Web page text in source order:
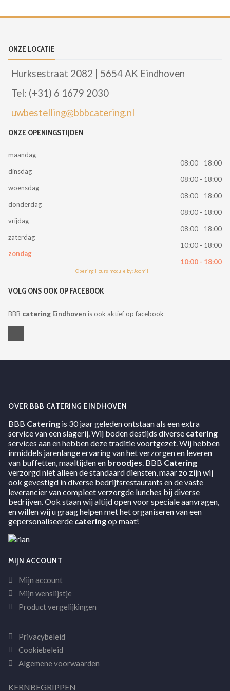
ONZE LOCATIE
Hurksestraat 2082 | 5654 AK Eindhoven
Tel: (+31) 6 1679 2030
uwbestelling@bbbcatering.nl
ONZE OPENINGSTIJDEN
maandag
08:00 - 18:00
dinsdag
08:00 - 18:00
woensdag
08:00 - 18:00
donderdag
08:00 - 18:00
vrijdag
08:00 - 18:00
zaterdag
10:00 - 18:00
zondag
10:00 - 18:00
Opening Hours module by: Joomill
VOLG ONS OOK OP FACEBOOK
BBB catering Eindhoven is ook aktief op facebook
OVER BBB CATERING EINDHOVEN
BBB Catering is 30 jaar geleden ontstaan als een extra
service van een slagerij. Wij boden destijds diverse catering
services aan en hebben deze traditie voortgezet. Wij hebben
inmiddels jarenlange ervaring van het verzorgen en leveren
van buffetten, maaltijden en broodjes. BBB Catering
verzorgd niet alleen de standaard diensten, maar zo zijn wij
ook gevestigd in diverse bedrijfsrestaurants en de vaste
leverancier van compleet verzorgde lunches bij diverse
bedrijven. Ook staan wij altijd open voor speciale aanvragen,
en willen wij u graag helpen met het organiseren van een
gepersonaliseerde cateringop maat!
MIJN ACCOUNT
Mijn account
Mijn wenslijstje
Product vergelijkingen
Privacybeleid
Cookiebeleid
Algemene voorwaarden
KERNBEGRIPPEN